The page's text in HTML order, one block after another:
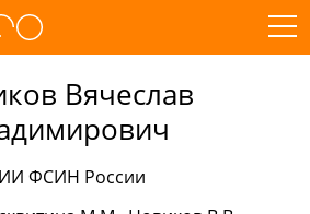
Вячеслав
ФСИН России